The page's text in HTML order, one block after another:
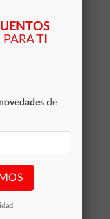
al
carrito
TI
de